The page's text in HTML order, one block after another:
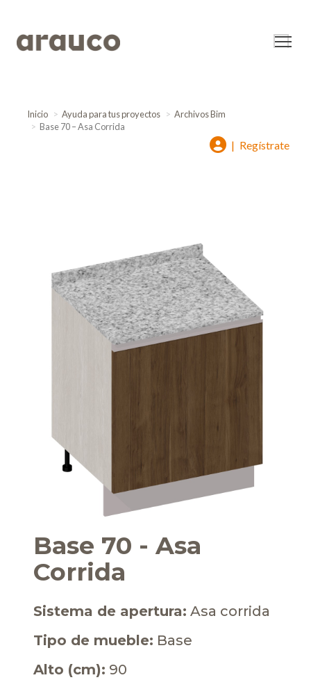
Inicio Ayuda para tus proyectos
Archivos Bim
Base 70 – Asa Corrida
| Regístrate
Base 70 - Asa
Corrida
Sistema de apertura: Asa corrida
Tipo de mueble: Base
Alto (cm): 90